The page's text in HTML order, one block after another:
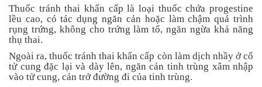
Bé
khỏe
&
an
toàn
Bé
tắm
Thuốc tránh thai khẩn cấp là loại thuốc chứa progestine
lều cao, có tác dụng ngăn cản hoặc làm chậm quá trình
rụng trứng, không cho trứng làm tổ, ngăn ngừa khả năng
thụ thai.
Ngoài ra, thuốc tránh thai khẩn cấp còn làm dịch nhầy ở cổ
tử cung đặc lại và dày lên, ngăn cản tinh trùng xâm nhập
vào tử cung, cản trở đường đi của tinh trùng.